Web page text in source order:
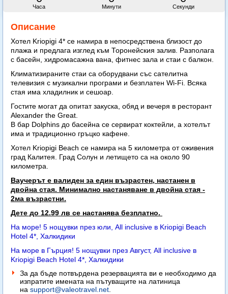
Часа Минути Секунди
Описание
Хотел Kriopigi 4* се намира в непосредствена близост до
плажа и предлага изглед към Торонейския залив. Разполага
с басейн, хидромасажна вана, фитнес зала и стаи с балкон.
Климатизираните стаи са оборудвани със сателитна
телевизия с музикални програми и безплатен Wi-Fi. Всяка
стая има хладилник и сешоар.
Гостите могат да опитат закуска, обяд и вечеря в ресторант
Alexander the Great.
В бар Dolphins до басейна се сервират коктейли, а хотелът
има и традиционно гръцко кафене.
Хотел Kriopigi Beach се намира на 5 километра от оживения
град Калитея. Град Солун и летището са на около 90
километра.
Ваучерът е валиден за един възрастен, настанен в
двойна стая. Минимално настаняване в двойна стая -
2ма възрастни.
Дете до 12.99 лв се настанява безплатно.
На море! 5 нощувки през юли, All inclusive в Kriopigi Beach
Hotel 4*, Халкидики
На море в Гърция! 5 нощувки през Август, All inclusive в
Kriopigi Beach Hotel 4*, Халкидики
За да бъде потвърдена резервацията ви е необходимо да
изпратите имената на пътуващите на латиница
на support@valeotravel.net